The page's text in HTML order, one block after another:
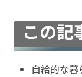
この記
自給的な